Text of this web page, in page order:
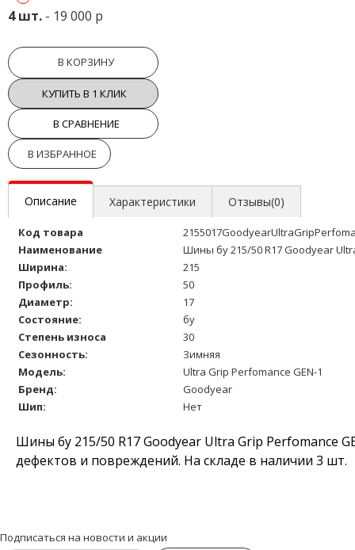
4 шт. - 19 000 р
В КОРЗИНУ
КУПИТЬ В 1 КЛИК
В СРАВНЕНИЕ
В ИЗБРАННОЕ
Описание Характеристики Отзывы(0)
Код товара
Наименование
Шины бу 215/50 R17 Goodyear
Ширина:
215
Профиль:
50
Диаметр:
17
Состояние:
бу
Степень износа
30
Сезонность:
Зимняя
Модель:
Ultra Grip Perfomance GEN-1
Бренд:
Goodyear
Шип:
Нет
Шины бу 215/50 R17 Goodyear Ultra Grip Perfomance
дефектов и повреждений. На складе в наличии 3 шт.
Подписаться на новости и акции